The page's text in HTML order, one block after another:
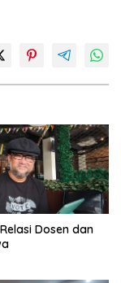
Dosen dan